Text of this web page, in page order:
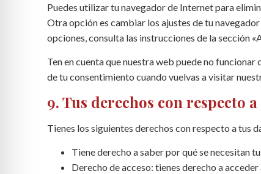
Puedes utilizar tu navegador de Internet para
Otra opción es cambiar los ajustes de tu
opciones, consulta las instrucciones de la sección
Ten en cuenta que nuestra web puede no
de tu consentimiento cuando vuelvas a visitar
9. Tus derechos con respecto
Tienes los siguientes derechos con respecto a tus
Tiene derecho a saber por qué se necesitan
Derecho de acceso: tienes derecho a